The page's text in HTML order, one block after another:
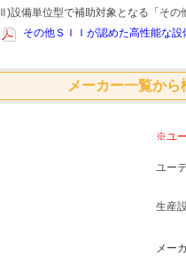
設備単位型で補助対象となる「その
その他ＳＩＩが認めた高性能な
メーカー一覧から
※ユ
ユー
生産
メー